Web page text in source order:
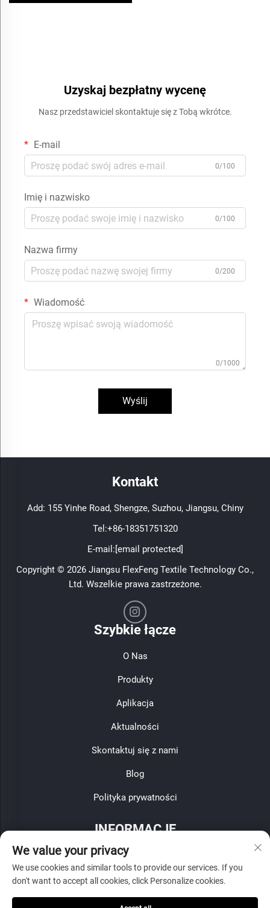
Uzyskaj bezpłatny wycenę
Nasz przedstawiciel skontaktuje się z Tobą wkrótce.
E-mail
0/100
Imię i nazwisko
0/100
Nazwa firmy
0/200
Wiadomość
0/1000
Wyślij
Kontakt
Add: 155 Yinhe Road, Shengze, Suzhou, Jiangsu, Chiny
Tel:+86-18351751320
E-mail:[email protected]
Copyright © 2026 Jiangsu FlexFeng Textile Technology Co.,
Ltd. Wszelkie prawa zastrzeżone.
Szybkie łącze
O Nas
Produkty
Aplikacja
Aktualności
Skontaktuj się z nami
Blog
Polityka prywatności
INFORMACJE
Zapisz się, aby otrzymywać nasz cotygodniowy biuletyn
We value your privacy
We use cookies and similar tools to provide our services. If you
don't want to accept all cookies, click Personalize cookies.